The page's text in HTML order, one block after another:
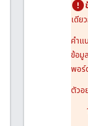
เดีย
คำแ
ข้อมู
พอร์
ตัวอ